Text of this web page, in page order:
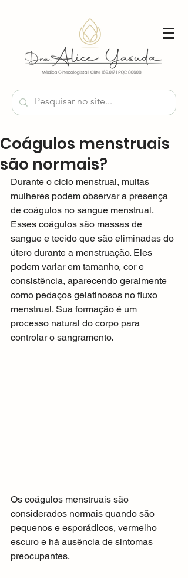
Coágulos menstruais
são normais?
Durante o ciclo menstrual, muitas
mulheres podem observar a presença
de coágulos no sangue menstrual.
Esses coágulos são massas de
sangue e tecido que são eliminadas do
útero durante a menstruação. Eles
podem variar em tamanho, cor e
consistência, aparecendo geralmente
como pedaços gelatinosos no fluxo
menstrual. Sua formação é um
processo natural do corpo para
controlar o sangramento.
Os coágulos menstruais são
considerados normais quando são
pequenos e esporádicos, vermelho
escuro e há ausência de sintomas
preocupantes.